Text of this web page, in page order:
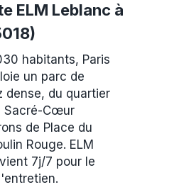
ELM Leblanc à
habitants, Paris
un parc de
dense, du quartier
Sacré-Cœur
de Place du
Rouge. ELM
7j/7 pour le